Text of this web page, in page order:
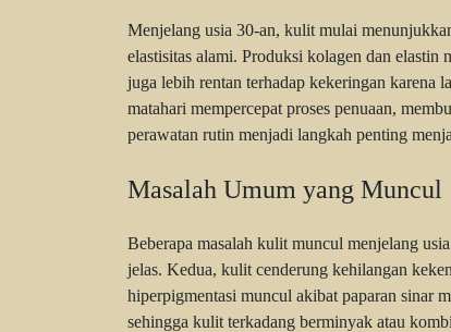
Menjelang usia 30-an, kulit mulai
elastisitas alami. Produksi kolagen dan
juga lebih rentan terhadap kekeringan karena
matahari mempercepat proses penuaan,
perawatan rutin menjadi langkah penting
Masalah Umum yang Muncul
Beberapa masalah kulit muncul menjelang
jelas. Kedua, kulit cenderung kehilangan
hiperpigmentasi muncul akibat paparan sinar
sehingga kulit terkadang berminyak atau